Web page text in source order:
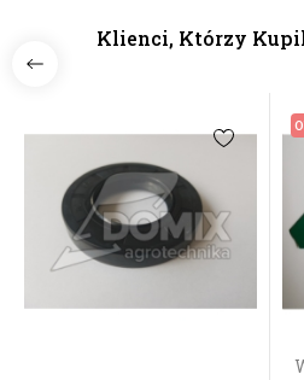
Klienci, Którzy